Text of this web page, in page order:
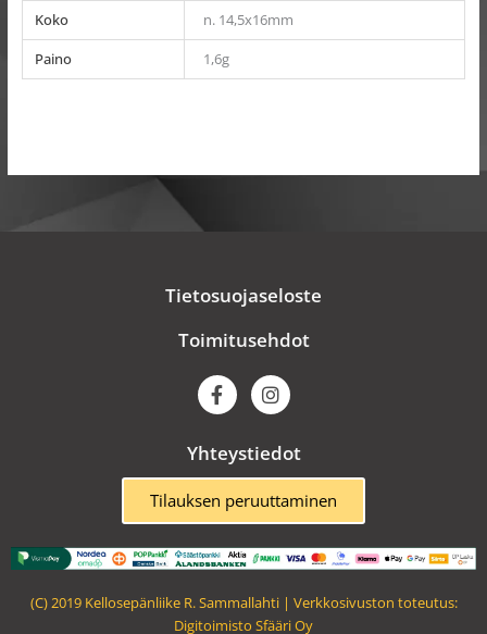
Koko
n. 14,5x16mm
Paino
1,6g
Tietosuojaseloste
Toimitusehdot
F
a
c
b
o
o
k
I
n
s
a
g
r
a
Yhteystiedot
Tilauksen peruuttaminen
(C) 2019 Kellosepänliike R. Sammallahti | Verkkosivuston toteutus:
Digitoimisto Sfääri Oy